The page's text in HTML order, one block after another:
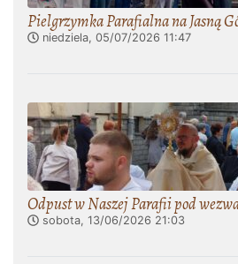
Pielgrzymka Parafialna na Jasną
niedziela, 05/07/2026 11:47
Odpust w Naszej Parafii pod
sobota, 13/06/2026 21:03